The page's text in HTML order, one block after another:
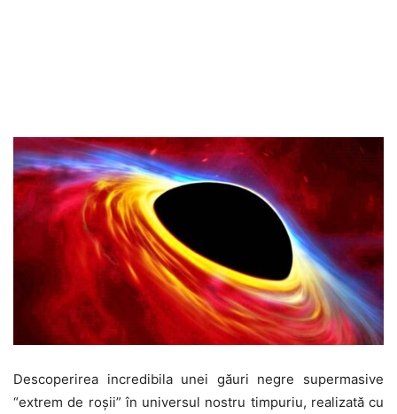
Descoperirea incredibila unei găuri negre supermasive
“extrem de roșii” în universul nostru timpuriu, realizată cu